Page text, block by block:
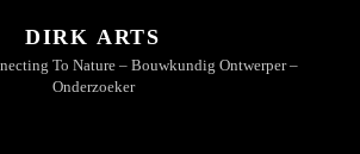
DIRK ARTS
To Nature – Bouwkundig Ontwerper –
Onderzoeker